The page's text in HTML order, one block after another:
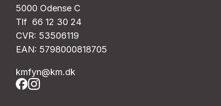
5000 Odense C
Tlf 66 12 30 24
CVR: 53506119
EAN: 5798000818705
kmfyn@km.dk